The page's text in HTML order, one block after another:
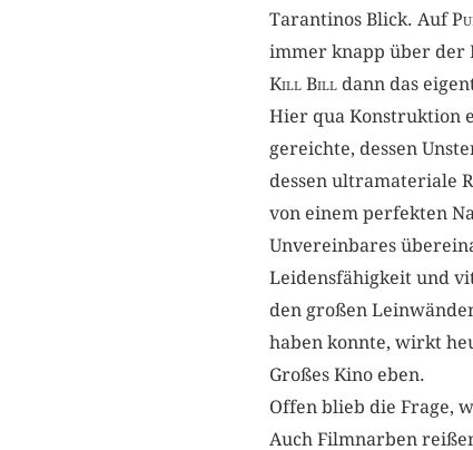
Tarantinos Blick. Auf
immer knapp über der
Kill Billdann das
Hier qua Konstruktion
gereichte, dessen
dessen ultramateriale
von einem perfekten
Unvereinbares
Leidensfähigkeit und
den großen
haben konnte, wirkt
Großes Kino eben.
Offen blieb die Frage,
Auch Filmnarben